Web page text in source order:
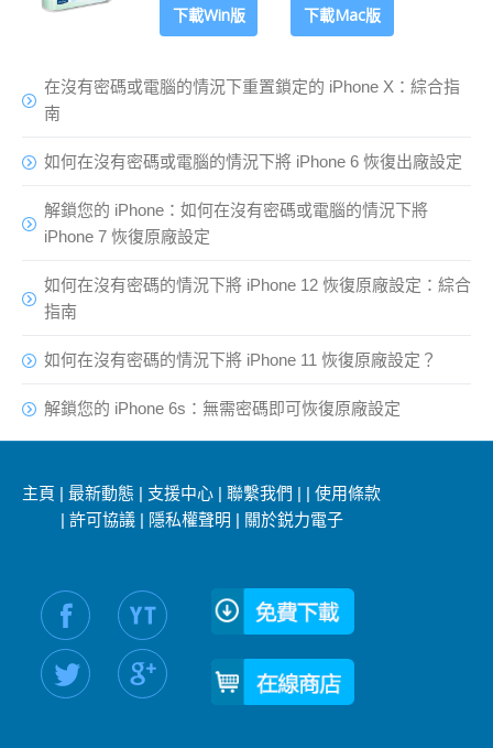
下載Win版 下載Mac版
在沒有密碼或電腦的情況下重置鎖定的 iPhone X：綜合指
南
如何在沒有密碼或電腦的情況下將 iPhone 6 恢復出廠設定
解鎖您的 iPhone：如何在沒有密碼或電腦的情況下將
iPhone 7 恢復原廠設定
如何在沒有密碼的情況下將 iPhone 12 恢復原廠設定：綜合
指南
如何在沒有密碼的情況下將 iPhone 11 恢復原廠設定？
解鎖您的 iPhone 6s：無需密碼即可恢復原廠設定
主頁 |最新動態 | 支援中心 |聯繫我們 | |使用條款
| 許可協議| 隱私權聲明 | 關於鋭力電子
社交媒體信息：